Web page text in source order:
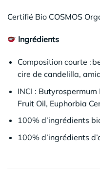
Certifié Bio COSMOS
Ingrédients
Composition courte :
cire de candelilla,
INCI :
Fruit Oil, Euphorbia
100% d’ingrédients
100% d’ingrédients